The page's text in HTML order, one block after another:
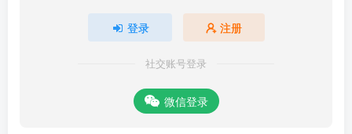
登录 注册
社交账号登录
微信登录